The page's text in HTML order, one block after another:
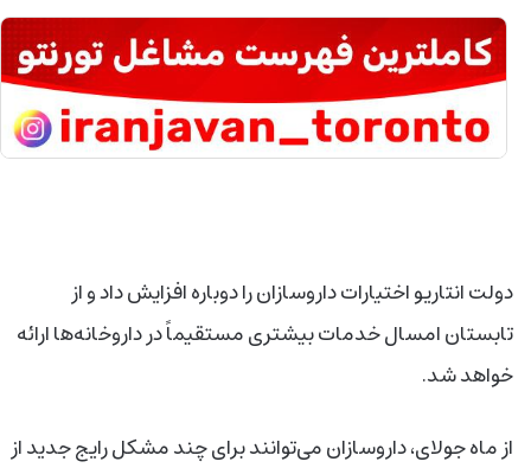
دولت انتاریو اختیارات داروسازان را دوباره افزایش داد و از
تابستان امسال خدمات بیشتری مستقیماً در داروخانه‌ها ارائه
خواهد شد.
از ماه جولای، داروسازان می‌توانند برای چند مشکل رایج جدید از